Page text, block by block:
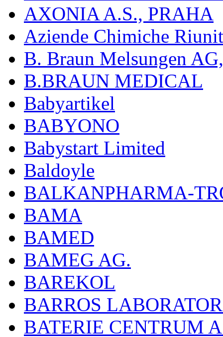
AXONIA A.S., PRAHA
Aziende Chimiche
B. Braun Melsungen
B.BRAUN MEDICAL
Babyartikel
BABYONO
Babystart Limited
Baldoyle
BALKANPHARMA-
BAMA
BAMED
BAMEG AG.
BAREKOL
BARROS
BATERIE CENTRUM